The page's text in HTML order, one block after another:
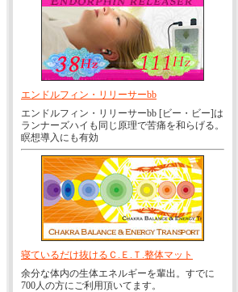
エンドルフィン・リリーサーbb
エンドルフィン・リリーサーbb [ビー・ビー]は
ランナーズハイも同じ原理で苦痛を和らげる。
瞑想導入にも有効
寝ているだけ抜けるＣ.Ｅ.Ｔ.整体マット
余分な体内の生体エネルギーを輩出。すでに
700人の方にご利用頂いてます。